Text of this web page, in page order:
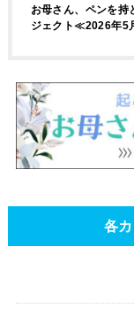
お母さん、ペンを持
ジェクト≪2026年5
各